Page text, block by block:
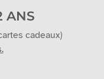
ANS
cadeaux)